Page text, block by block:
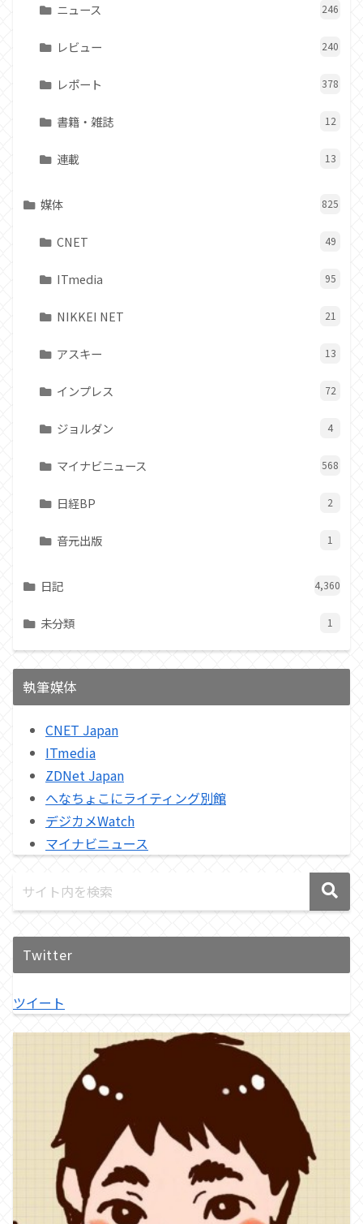
ニュース 246
レビュー 240
レポート 378
書籍・雑誌 12
連載 13
媒体 825
CNET 49
ITmedia 95
NIKKEI NET 21
アスキー 13
インプレス 72
ジョルダン 4
マイナビニュース 568
日経BP 2
音元出版 1
日記 4,360
未分類 1
執筆媒体
CNET Japan
ITmedia
ZDNet Japan
へなちょこにライティング別館
デジカメWatch
マイナビニュース
Twitter
ツイート